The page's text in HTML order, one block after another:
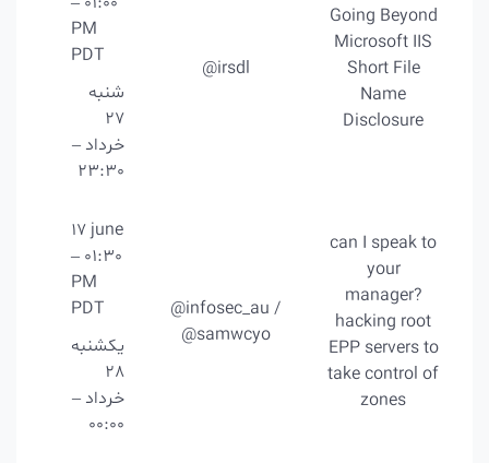
Going Beyond
Microsoft IIS
Short File
Name
Disclosure
@irsdl
خرداد –
23:30
can I speak to
manager?
hacking root
EPP servers to
take control of
zones
@infosec_au /
@samwcyo
17 june
– 01:30
یکشنبه
خرداد –